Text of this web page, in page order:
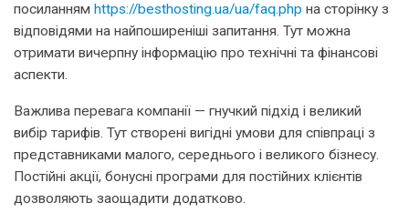
посиланням https://besthosting.ua/ua/faq.php на сторінку з
відповідями на найпоширеніші запитання. Тут можна
отримати вичерпну інформацію про технічні та фінансові
аспекти.
Важлива перевага компанії — гнучкий підхід і великий
вибір тарифів. Тут створені вигідні умови для співпраці з
представниками малого, середнього і великого бізнесу.
Постійні акції, бонусні програми для постійних клієнтів
дозволяють заощадити додатково.